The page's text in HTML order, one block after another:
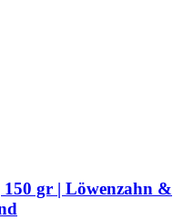
150 gr | Löwenzahn &